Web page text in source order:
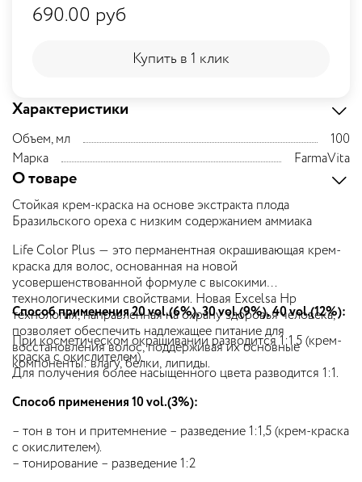
Характеристики
Объем, мл
100
Марка
FarmaVita
О товаре
Стойкая крем-краска на основе экстракта плода
Бразильского ореха с низким содержанием аммиака
Life Color Plus — это перманентная окрашивающая крем-
краска для волос, основанная на новой
усовершенствованной формуле с высокими
технологическими свойствами. Новая Excelsa Hp
технология, направленная на охрану здоровья человека,
позволяет обеспечить надлежащее питание для
восстановления волос, поддерживая их основные
компоненты: влагу, белки, липиды.
Способ применения 20 vol.(6%), 30 vol.(9%), 40 vol.(12%):
При косметическом окрашивании разводится 1:1,5 (крем-
краска с окислителем).
Для получения более насыщенного цвета разводится 1:1.
Способ применения 10 vol.(3%):
– тон в тон и притемнение – разведение 1:1,5 (крем-краска
с окислителем).
– тонирование – разведение 1:2
690.00 руб
Купить в 1 клик
Купить в 1 клик